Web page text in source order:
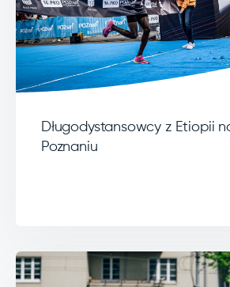
Długodystansowcy z Etiopii
Poznaniu